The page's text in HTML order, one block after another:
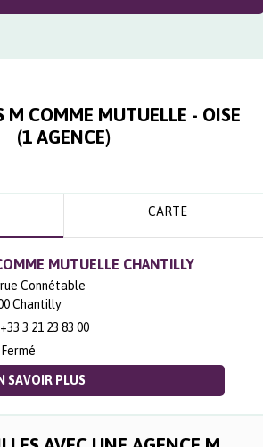
M COMME MUTUELLE - OISE
(1 AGENCE)
CARTE
MUTUELLE CHANTILLY
rue Connétable
Chantilly
+33 3 21 23 83 00
Fermé
SAVOIR PLUS